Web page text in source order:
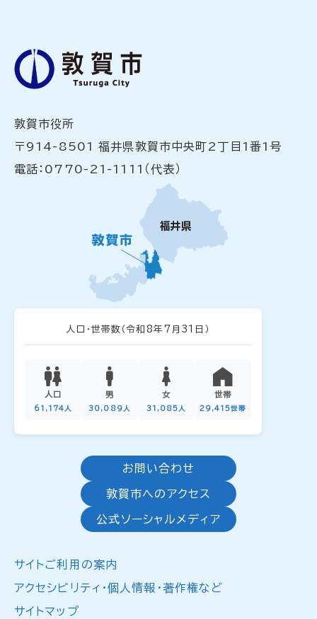
敦賀市役所
〒914-8501 福井県敦賀市中央町2丁目1番1号
電話：0770-21-1111（代表）
人口・世帯数 （令和8年7月31日）
人口
61,174人
男
30,089人
女
31,085人
世帯
29,415世帯
お問い合わせ
敦賀市へのアクセス
公式ソーシャルメディア
サイトご利用の案内
アクセシビリティ・個人情報・著作権など
サイトマップ